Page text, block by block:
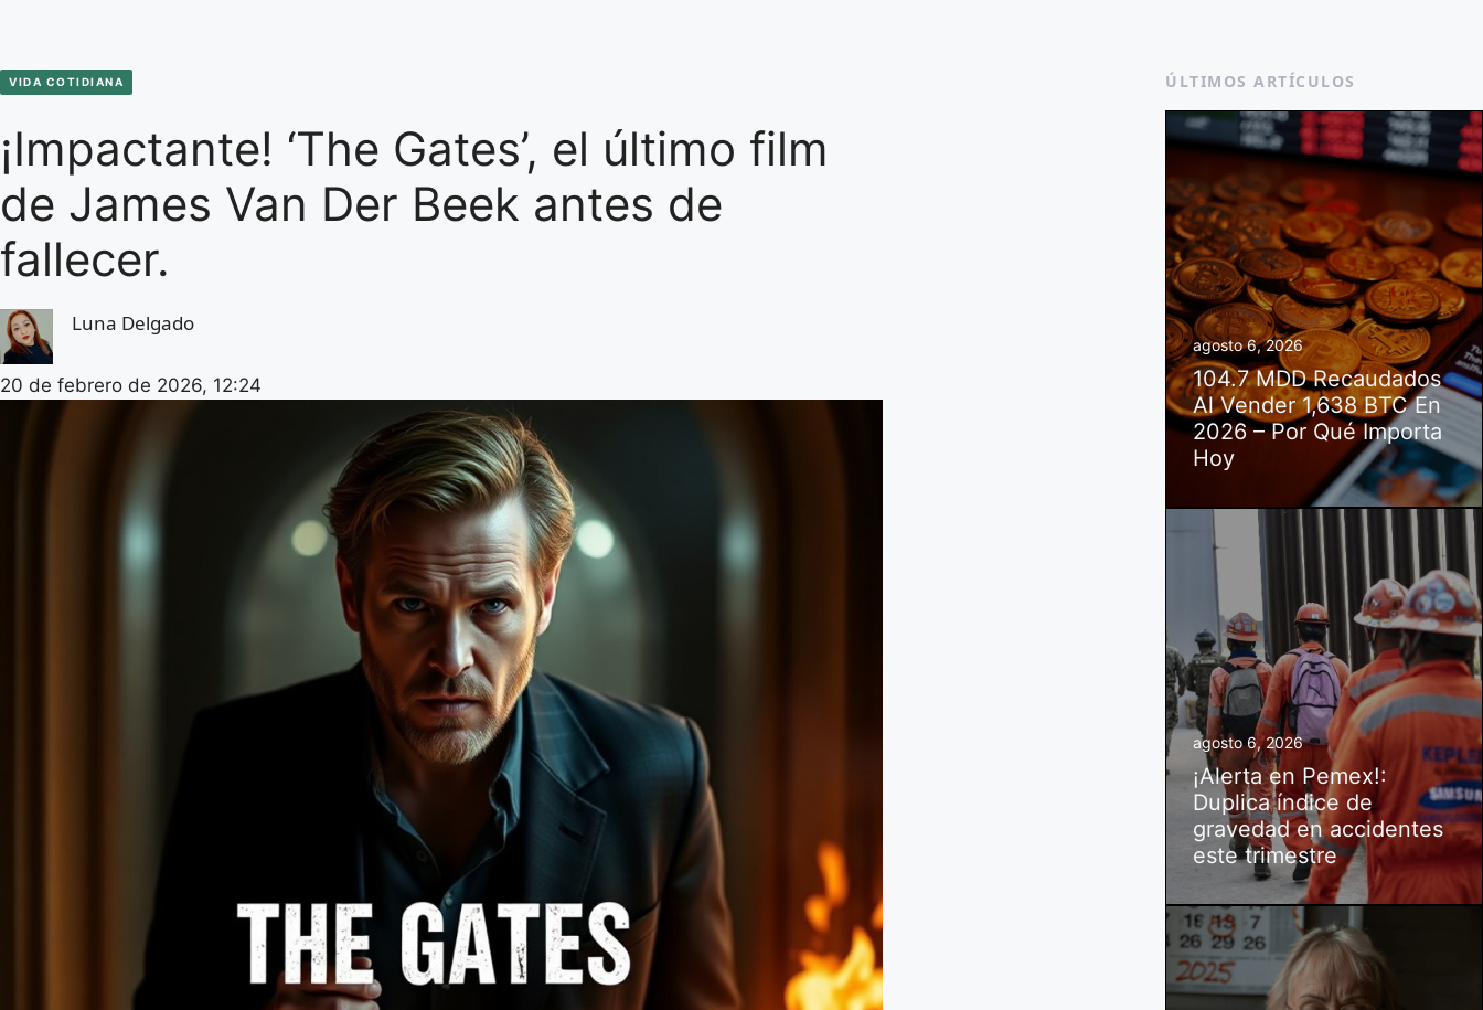
VIDA COTIDIANA
¡Impactante! ‘The Gates’, el último film
de James Van Der Beek antes de
fallecer.
Luna Delgado
20 de febrero de 2026, 12:24
ÚLTIMOS ARTÍCULOS
agosto 6, 2026
104.7 MDD Recaudados
Al Vender 1,638 BTC En
2026 – Por Qué Importa
Hoy
agosto 6, 2026
¡Alerta en Pemex!:
Duplica índice de
gravedad en accidentes
este trimestre